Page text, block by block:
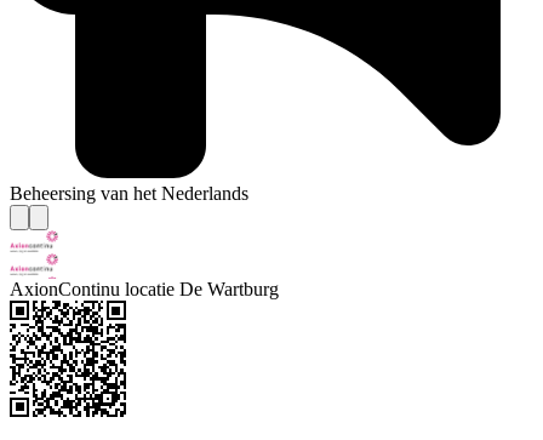
Beheersing van het Nederlands
AxionContinu locatie De Wartburg